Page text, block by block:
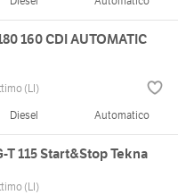
160 CDI AUTOMATIC
(LI)
Diesel Automatico
T 115 Start&Stop Tekna
(LI)